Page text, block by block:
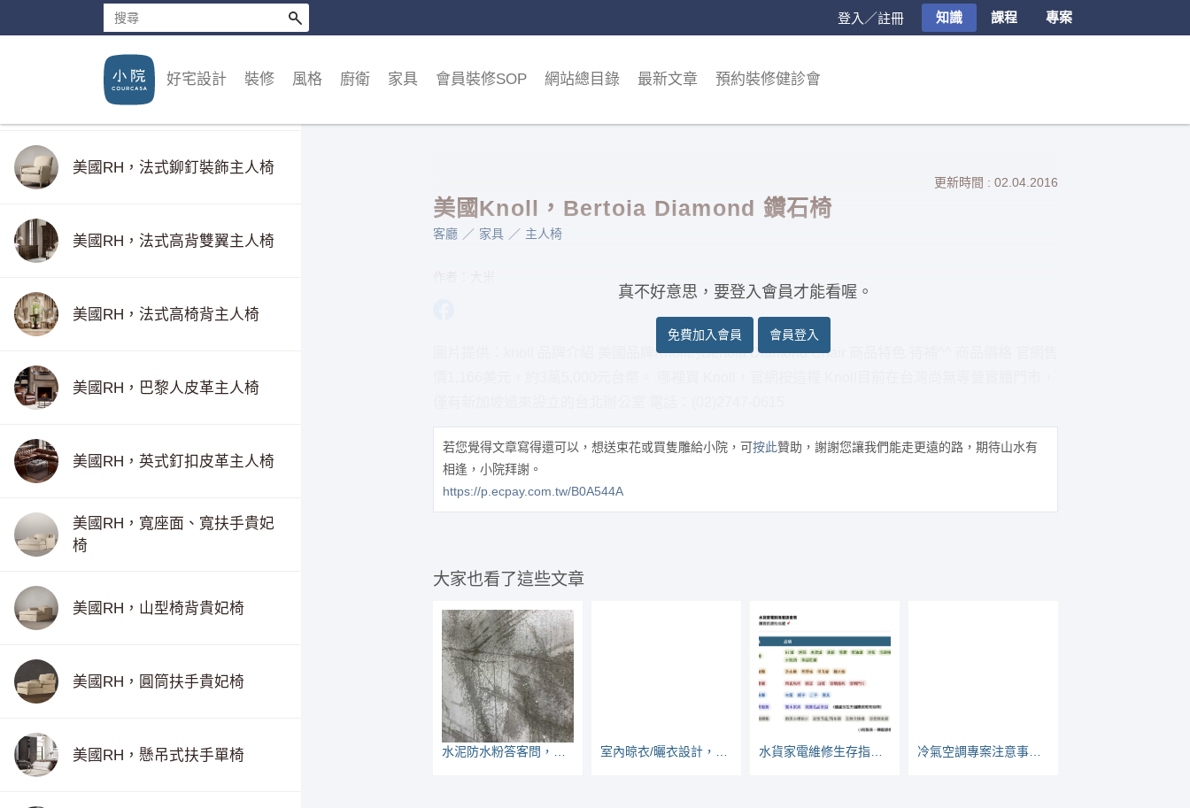
登入／註冊 知識 課程 專案
好宅設計 裝修 風格 廚衛 家具 會員裝修SOP 網站總目錄 最新文章 預約裝修健診會
美國RH，英式滾輪腳主人椅
美國RH，法式方背鉚釘主人椅
美國RH，法式鉚釘裝飾主人椅
美國RH，法式高背雙翼主人椅
美國RH，法式高椅背主人椅
美國RH，巴黎人皮革主人椅
美國RH，英式釘扣皮革主人椅
美國RH，寬座面、寬扶手貴妃
椅
美國RH，山型椅背貴妃椅
美國RH，圓筒扶手貴妃椅
美國RH，懸吊式扶手單椅
更新時間 : 02.04.2016
美國Knoll，Bertoia Diamond 鑽石椅
客廳 家具 主人椅
圖片提供：knoll 品牌介紹 美國品牌Knoll的Bertoia Diamond Chair 商品特色 待補^^ 商品價格 官網售
真不好意思，要登入會員才能看喔。
免費加入會員 會員登入
若您覺得文章寫得還可以，想送束花或買隻雕給小院，可按此贊助，謝謝您讓我們能走更遠的路，期待山水有
相逢，小院拜謝。
https://p.ecpay.com.tw/B0A544A
大家也看了這些文章
水貨家電維修生存指南：看哪些家電較常壞 冷氣空調專案注意事項與常見問題